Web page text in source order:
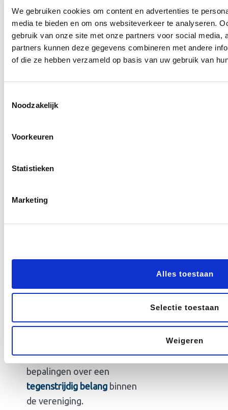
We gebruiken cookies om content en advertenties te
media te bieden en om ons websiteverkeer te analyseren.
gebruik van onze site met onze partners voor social media,
partners kunnen deze gegevens combineren met andere
of die ze hebben verzameld op basis van uw gebruik van
Noodzakelijk
Voorkeuren
Statistieken
Marketing
Alles toestaan
Selectie toestaan
Weigeren
huishoudelijk reglement niet
voorziet, beslist de
voorzitter”. Een andere
bepaling is hoe
belangstellenden een
exemplaar van het
kunnen ontvangen.
alle afspraken vastleggen die
genoemde categorieën laten
Model
reglement
reglement. Dit model voldoet
regelgeving. Waaronder de
bepalingen over een
tegenstrijdig belang binnen
de vereniging.
Huishoudelijk
Model van een
huishoudelijk
reglement voor
een vereniging